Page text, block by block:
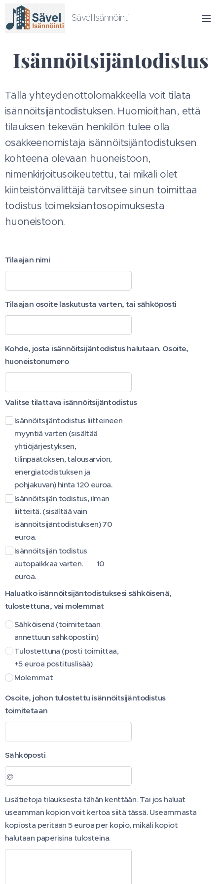
Sävel Isännöinti
Isännöitsijäntodistus
Tällä yhteydenottolomakkeella voit tilata
isännöitsijäntodistuksen. Huomioithan, että
tilauksen tekevän henkilön tulee olla
osakkeenomistaja isännöitsijäntodistuksen
kohteena olevaan huoneistoon,
nimenkirjoitusoikeutettu, tai mikäli olet
kiinteistönvälittäjä tarvitsee sinun toimittaa
todistus toimeksiantosopimuksesta
huoneistoon.
Tilaajan nimi
Tilaajan osoite laskutusta varten, tai sähköposti
Kohde, josta isännöitsijäntodistus halutaan. Osoite,
huoneistonumero
Valitse tilattava isännöitsijäntodistus
Isännöitsijäntodistus liitteineen
myyntiä varten (sisältää
yhtiöjärjestyksen,
tilinpäätöksen, talousarvion,
energiatodistuksen ja
pohjakuvan) hinta 120 euroa.
Isännöitsijän todistus, ilman
liitteitä. (sisältää vain
isännöitsijäntodistuksen) 70
euroa.
Isännöitsijän todistus
autopaikkaa varten. 10
euroa.
Haluatko isännöitsijäntodistuksesi sähköisenä,
tulostettuna, vai molemmat
Sähköisenä (toimitetaan
annettuun sähköpostiin)
Tulostettuna (posti toimittaa,
+5 euroa postituslisää)
Molemmat
Osoite, johon tulostettu isännöitsijäntodistus
toimitetaan
Sähköposti
Lisätietoja tilauksesta tähän kenttään. Tai jos haluat
useamman kopion voit kertoa siitä tässä. Useammasta
kopiosta peritään 5 euroa per kopio, mikäli kopiot
halutaan paperisina tulosteina.